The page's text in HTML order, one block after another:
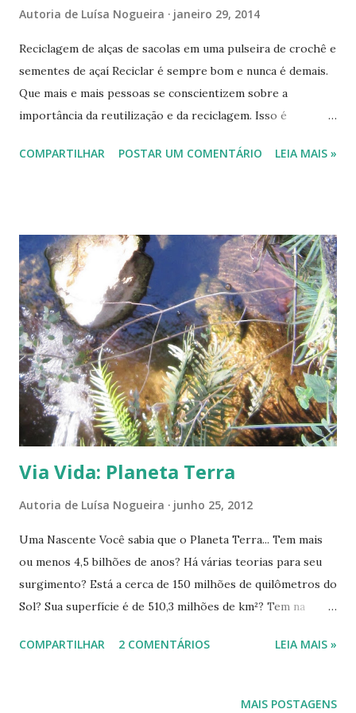
Autoria de Luísa Nogueira janeiro 29, 2014
Reciclagem de alças de sacolas em uma pulseira de crochê e
sementes de açaí Reciclar é sempre bom e nunca é demais.
Que mais e mais pessoas se conscientizem sobre a
importância da reutilização e da reciclagem. Isso é
sobrecarregado e inchado com lixões se multiplicando por
ele suportará? "Mais atenção, menos ganância, menos
compras e mais reutilização", ele nos diz. A Copa do Mundo
de Futebol está chegando. Seguindo o conselho de nosso
abarrotado e suplicante planetinha, fizemos uma pulseira
para você, torcedor ou torcedora. Em vez de comprar, que
tal fazer a sua? Queremos estádios com torcedores
mostrando ao mundo que reciclar e reaproveitar faz bem.
Com pessoas levantando os braços e dizendo ao mundo que
o natural e o simples é o caminh...
COMPARTILHAR POSTAR UM COMENTÁRIO LEIA MAIS »
Via Vida: Planeta Terra
Autoria de Luísa Nogueira junho 25, 2012
Uma Nascente Você sabia que o Planeta Terra... Tem mais
ou menos 4,5 bilhões de anos? Há várias teorias para seu
surgimento? Está a cerca de 150 milhões de quilômetros do
Sol? Sua superfície é de 510,3 milhões de km²? Tem na
ferro e níquel, formando o núcleo sólido? A composição do
COMPARTILHAR 2 COMENTÁRIOS LEIA MAIS »
MAIS POSTAGENS